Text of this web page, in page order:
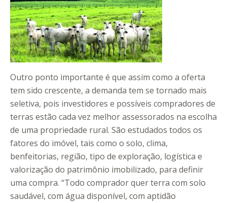
Outro ponto importante é que assim como a oferta
tem sido crescente, a demanda tem se tornado mais
seletiva, pois investidores e possíveis compradores de
terras estão cada vez melhor assessorados na escolha
de uma propriedade rural. São estudados todos os
fatores do imóvel, tais como o solo, clima,
benfeitorias, região, tipo de exploração, logística e
valorização do patrimônio imobilizado, para definir
uma compra. “Todo comprador quer terra com solo
saudável, com água disponível, com aptidão